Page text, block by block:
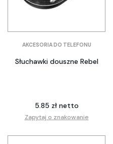
AKCESORIA DO TELEFONU
Słuchawki douszne Rebel
5.85 zł netto
Zapytaj o znakowanie